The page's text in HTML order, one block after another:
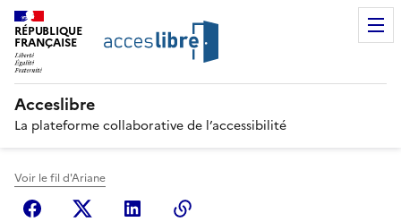
RÉPUBLIQUE
FRANÇAISE
Acceslibre
La plateforme collaborative de l’accessibilité
Voir le fil d'Ariane
FacebookX (anciennement Twitter)
Linkedin